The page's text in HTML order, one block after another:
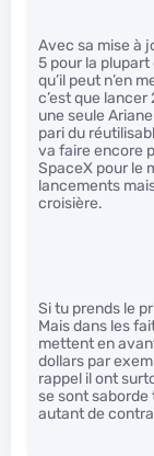
Avec sa mise à
5 pour la
qu’il peut n’en
c’est que
une seule
pari du
va faire encore
SpaceX pour le
lancements
croisière.
Si tu prends le
Mais dans les
mettent en
dollars par
rappel il ont
se sont saborde
autant de